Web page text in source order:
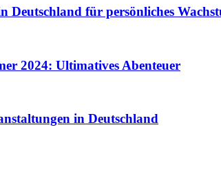
Deutschland für persönliches
2024: Ultimatives Abenteuer
in Deutschland